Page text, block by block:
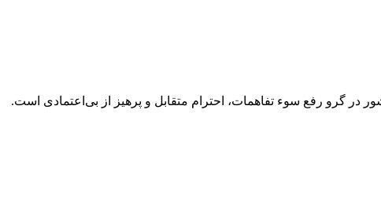
در گرو رفع سوء تفاهمات، احترام متقابل و پرهیز از بی‌اعتمادی است.